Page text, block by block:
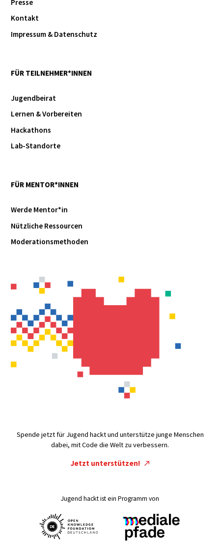
Presse
Kontakt
Impressum & Datenschutz
FÜR TEILNEHMER*INNEN
Jugendbeirat
Lernen & Vorbereiten
Hackathons
Lab-Standorte
FÜR MENTOR*INNEN
Werde Mentor*in
Nützliche Ressourcen
Moderationsmethoden
Spende jetzt für Jugend hackt und unterstütze junge Menschen
dabei, mit Code die Welt zu verbessern.
Jetzt unterstützen!
Jugend hackt ist ein Programm von